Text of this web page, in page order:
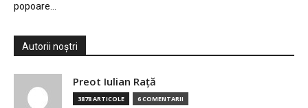
popoare…
Autorii noștri
Preot Iulian Raţă
3878 ARTICOLE 6 COMENTARII